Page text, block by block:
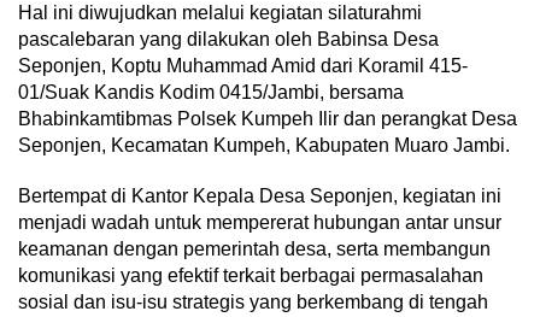
Hal ini diwujudkan melalui kegiatan silaturahmi
pascalebaran yang dilakukan oleh Babinsa Desa
Seponjen, Koptu Muhammad Amid dari Koramil 415-
01/Suak Kandis Kodim 0415/Jambi, bersama
Bhabinkamtibmas Polsek Kumpeh Ilir dan perangkat Desa
Seponjen, Kecamatan Kumpeh, Kabupaten Muaro Jambi.
Bertempat di Kantor Kepala Desa Seponjen, kegiatan ini
menjadi wadah untuk mempererat hubungan antar unsur
keamanan dengan pemerintah desa, serta membangun
komunikasi yang efektif terkait berbagai permasalahan
sosial dan isu-isu strategis yang berkembang di tengah